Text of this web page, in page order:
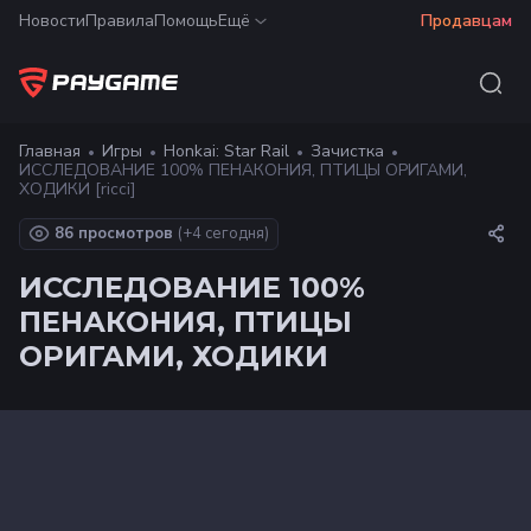
НовостиПравилаПомощьЕщё Продавцам
Главная Игры Honkai: Star Rail
Зачистка
ИССЛЕДОВАНИЕ 100% ПЕНАКОНИЯ, ПТИЦЫ ОРИГАМИ,
ХОДИКИ [ricci]
86 просмотров (+4 сегодня)
ИССЛЕДОВАНИЕ 100%
ПЕНАКОНИЯ, ПТИЦЫ
ОРИГАМИ, ХОДИКИ